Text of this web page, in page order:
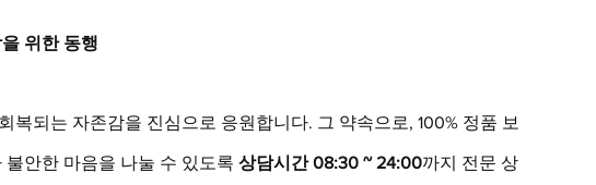
위한 동행
복되는 자존감을 진심으로 응원합니다. 그 약속으로, 100% 정품 보
안한 마음을 나눌 수 있도록 상담시간 08:30 ~ 24:00까지 전문 상